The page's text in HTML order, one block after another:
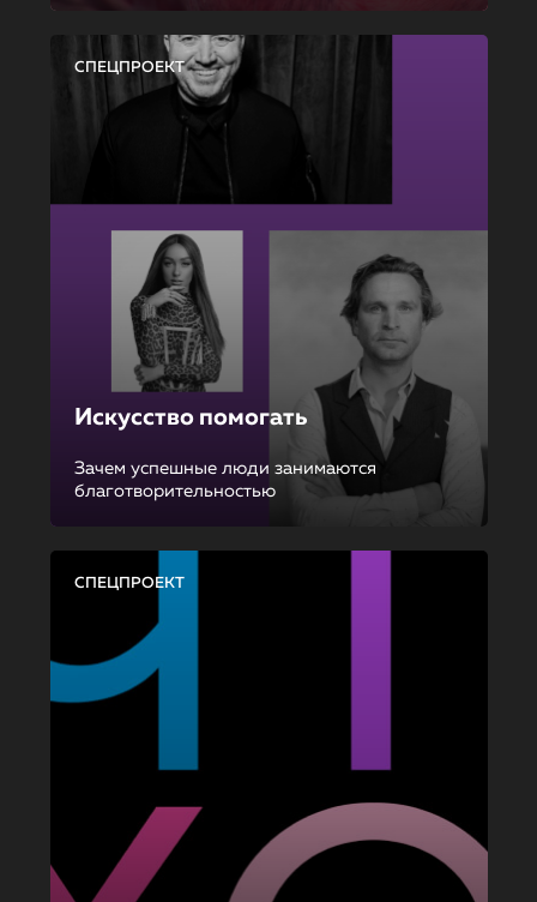
СПЕЦПРОЕКТ
Искусство помогать
Зачем успешные люди занимаются
благотворительностью
СПЕЦПРОЕКТ